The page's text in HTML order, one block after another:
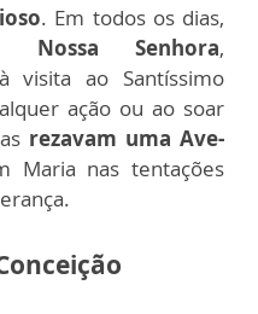
. Em todos os dias,
Senhora,
visita ao Santíssimo
ação ou ao soar
rezavam uma Ave-
Maria nas tentações